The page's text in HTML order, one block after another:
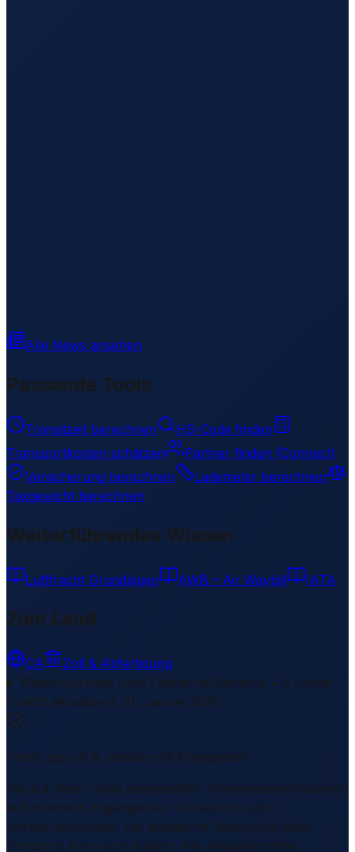
Alle News ansehen
Passende Tools
Transitzeit berechnen
HS-Code finden
Transportkosten schätzen
Partner finden (Connect)
Versicherung berechnen
Lademeter berechnen
Taxgewicht berechnen
Weiterführendes Wissen
Luftfracht Grundlagen AWB – Air Waybill IATA
Zum Land
CA
Zoll & Abfertigung
Weiterführende Links1 Bereiche/Sections • 8 Links▾
Zuletzt aktualisiert: 31. Januar 2026
Inhalt geprüft & redaktionell freigegeben
Die auf dieser Seite dargestellten Informationen basieren
auf öffentlich zugänglichen Transport- und
Infrastrukturdaten. Die logistische Bedeutung eines
Standorts kann sich ändern. Alle Angaben ohne